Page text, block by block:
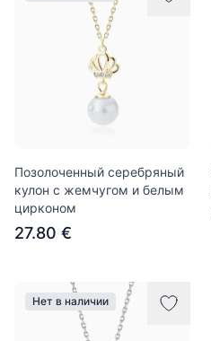
Позолоченный серебряный
кулон с жемчугом и белым
цирконом
27.80 €
Нет в наличии